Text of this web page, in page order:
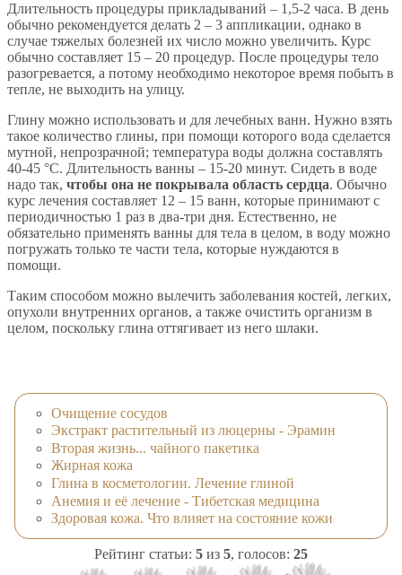
Длительность процедуры прикладываний – 1,5-2 часа. В день
обычно рекомендуется делать 2 – 3 аппликации, однако в
случае тяжелых болезней их число можно увеличить. Курс
обычно составляет 15 – 20 процедур. После процедуры тело
разогревается, а потому необходимо некоторое время побыть в
тепле, не выходить на улицу.
Глину можно использовать и для лечебных ванн. Нужно взять
такое количество глины, при помощи которого вода сделается
мутной, непрозрачной; температура воды должна составлять
40-45 °С. Длительность ванны – 15-20 минут. Сидеть в воде
надо так, чтобы она не покрывала область сердца. Обычно
курс лечения составляет 12 – 15 ванн, которые принимают с
периодичностью 1 раз в два-три дня. Естественно, не
обязательно применять ванны для тела в целом, в воду можно
погружать только те части тела, которые нуждаются в
помощи.
Таким способом можно вылечить заболевания костей, легких,
опухоли внутренних органов, а также очистить организм в
целом, поскольку глина оттягивает из него шлаки.
Очищение сосудов
Экстракт растительный из люцерны - Эрамин
Вторая жизнь... чайного пакетика
Жирная кожа
Глина в косметологии. Лечение глиной
Анемия и её лечение - Тибетская медицина
Здоровая кожа. Что влияет на состояние кожи
Рейтинг статьи: 5 из 5, голосов: 25